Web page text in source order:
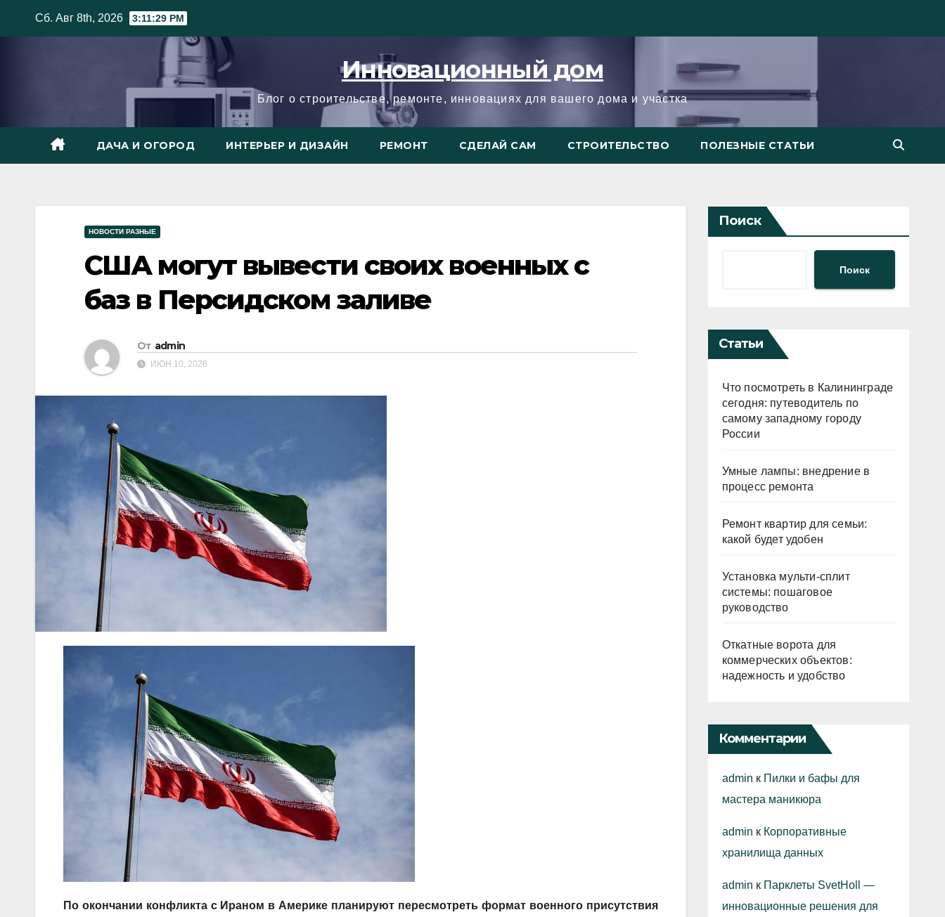
Сб. Авг 8th, 2026 3:11:30 PM
Инновационный дом
Блог о строительстве, ремонте, инновациях для вашего дома и участка
ДАЧА И ОГОРОД ИНТЕРЬЕР И ДИЗАЙН РЕМОНТ СДЕЛАЙ САМ СТРОИТЕЛЬСТВО ПОЛЕЗНЫЕ СТАТЬИ
НОВОСТИ РАЗНЫЕ
США могут вывести своих военных с
баз в Персидском заливе
От admin
ИЮН 10, 2026
По окончании конфликта с Ираном в Америке планируют пересмотреть формат военного присутствия
Поиск
Поиск
Статьи
Что посмотреть в Калининграде
сегодня: путеводитель по
самому западному городу
России
Умные лампы: внедрение в
процесс ремонта
Ремонт квартир для семьи:
какой будет удобен
Установка мульти-сплит
системы: пошаговое
руководство
Откатные ворота для
коммерческих объектов:
надежность и удобство
Комментарии
admin к Пилки и бафы для
мастера маникюра
admin к Корпоративные
хранилища данных
admin к Парклеты SvetHoll —
инновационные решения для